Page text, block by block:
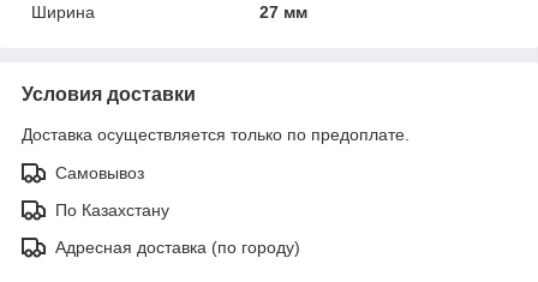
Ширина
27 мм
Условия доставки
Доставка осуществляется только по предоплате.
Самовывоз
По Казахстану
Адресная доставка (по городу)